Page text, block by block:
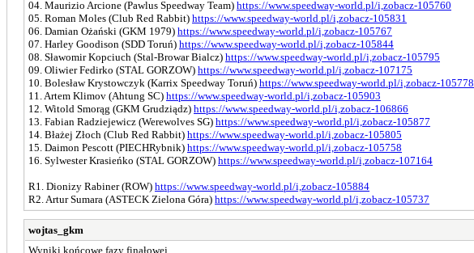
04. Maurizio Arcione (Pawlus Speedway Team) https://www.speedway-world.pl/i,zobacz-105760
05. Roman Moles (Club Red Rabbit) https://www.speedway-world.pl/i,zobacz-105831
06. Damian Ożański (GKM 1979) https://www.speedway-world.pl/i,zobacz-105767
07. Harley Goodison (SDD Toruń) https://www.speedway-world.pl/i,zobacz-105844
08. Sławomir Kopciuch (Stal-Browar Bialcz) https://www.speedway-world.pl/i,zobacz-105795
09. Oliwier Fedirko (STAL GORZOW) https://www.speedway-world.pl/i,zobacz-107175
10. Bolesław Krystowczyk (Karrix Speedway Toruń) https://www.speedway-world.pl/i,zobacz-105778
11. Artem Klimov (Ahtung SC) https://www.speedway-world.pl/i,zobacz-105903
12. Witold Smorąg (GKM Grudziądz) https://www.speedway-world.pl/i,zobacz-106866
13. Fabian Radziejewicz (Werewolves SG) https://www.speedway-world.pl/i,zobacz-105877
14. Błażej Złoch (Club Red Rabbit) https://www.speedway-world.pl/i,zobacz-105805
15. Daimon Pescott (PIECHRybnik) https://www.speedway-world.pl/i,zobacz-105758
16. Sylwester Krasieńko (STAL GORZOW) https://www.speedway-world.pl/i,zobacz-107164
R1. Dionizy Rabiner (ROW) https://www.speedway-world.pl/i,zobacz-105884
R2. Artur Sumara (ASTECK Zielona Góra) https://www.speedway-world.pl/i,zobacz-105737
wojtas_gkm
Wyniki końcowe fazy finałowej